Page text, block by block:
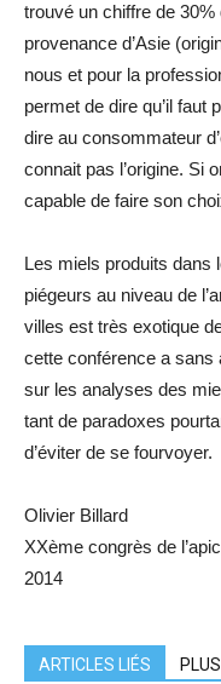
trouvé un chiffre de
provenance d’Asie
nous et pour la
permet de dire qu’il faut
dire au consommateur
connait pas l’origine. Si
capable de faire son
Les miels produits dans
piégeurs au niveau de
villes est très exotique
cette conférence a sans
sur les analyses des
tant de paradoxes
d’éviter de se fourvoyer.
Olivier Billard
XXème congrès de
2014
ARTICLES LIÉS